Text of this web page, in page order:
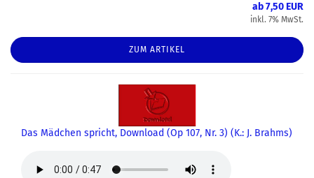
ab 7,50 EUR
inkl. 7% MwSt.
ZUM ARTIKEL
Das Mädchen spricht, Download (Op 107, Nr. 3) (K.: J. Brahms)